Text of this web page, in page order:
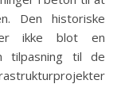
Den historiske
ikke blot en
tilpasning til de